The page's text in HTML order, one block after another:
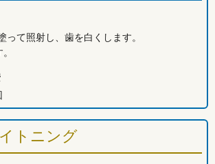
って照射し、歯を白くします。
トニング